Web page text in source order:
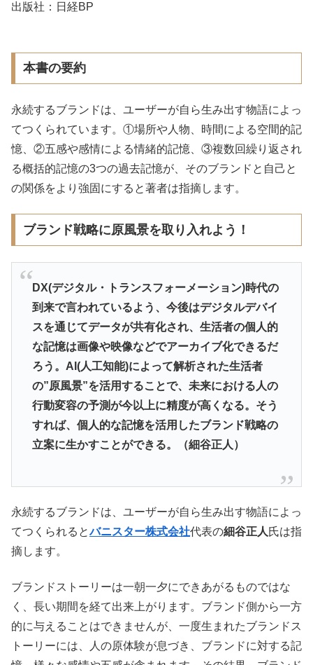
出版社：日経BP
本書の要約
永続するブランドは、ユーザーが自ら生み出す物語によっ
てつくられています。①場所や人物、時間による空間的記
憶、②五感や感情による情緒的記憶、③複数回繰り返され
る概括的記憶の3つの過去記憶が、そのブランドと自己と
の関係をより強固にすると著者は指摘します。
ブランド戦略に原風景を取り入れよう！
DX(デジタル・トランスフォーメーション)時代の
到来で言われているよう、今後はデジタルデバイ
スを通じてデータが共有化され、生活者の個人的
な記憶は画像や映像などでアーカイブ化できるだ
ろう。AI(人工知能)によって解析された生活者
の”原風景”を活用することで、未来における人の
行動変容の予測が今以上に精度が高くなる。そう
すれば、個人的な記憶を活用したブランド戦略の
立案に生かすことができる。（細谷正人）
永続するブランドは、ユーザーが自ら生み出す物語によっ
てつくられるとバニスター株式会社代表の細谷正人 氏は指
摘します。
ブランドストーリーは一朝一夕にできあがるものではな
く、長い期間を経て出来上がります。ブランド側から一方
的に与えることはできませんが、一度生まれたブランドス
トーリーには、人の原体験が息づき、ブランドに対する記